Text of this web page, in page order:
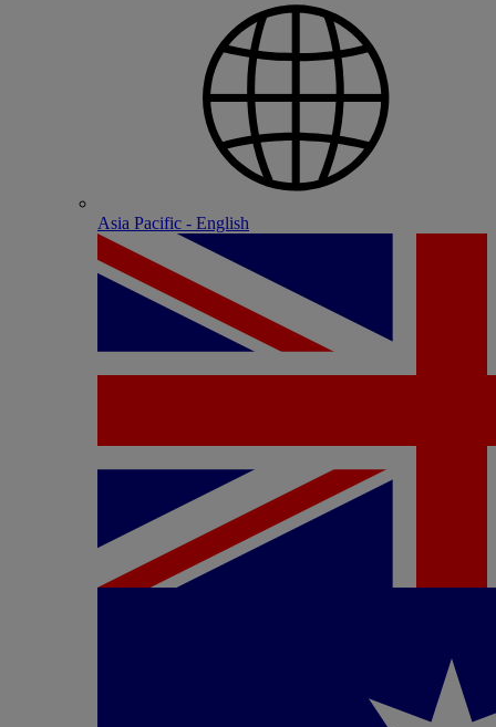
Asia Pacific - English